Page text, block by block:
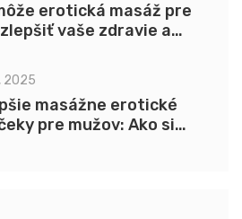
erotická masáž pre
vaše zdravie a
2025
masážne erotické
pre mužov: Ako si